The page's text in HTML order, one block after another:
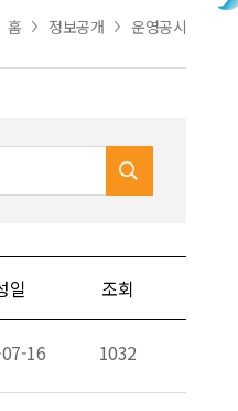
홈 정보공개 운영공시
일 조회
16 1032